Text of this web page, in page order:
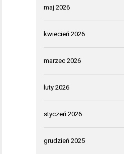
maj 2026
kwiecień 2026
marzec 2026
luty 2026
styczeń 2026
grudzień 2025